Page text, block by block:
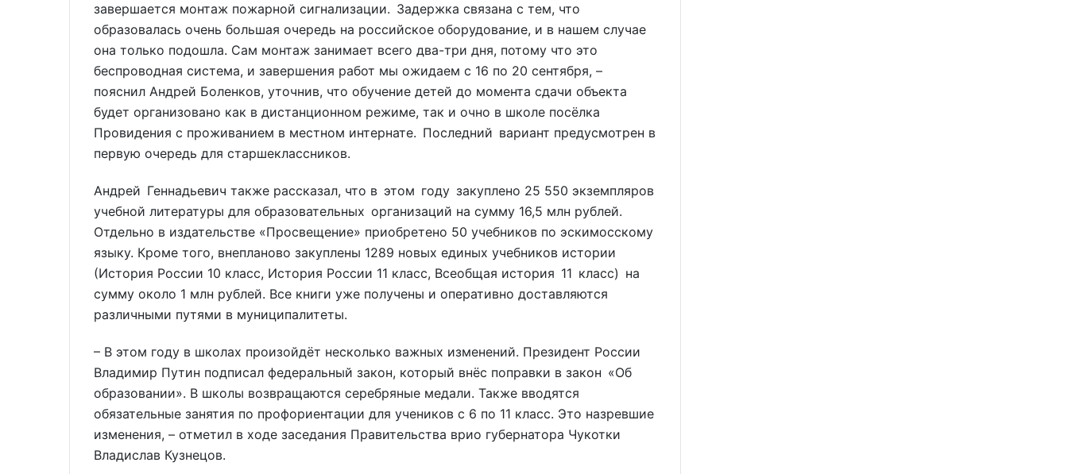
завершается монтаж пожарной сигнализации. Задержка связана с тем, что
образовалась очень большая очередь на российское оборудование, и в нашем случае
она только подошла. Сам монтаж занимает всего два-три дня, потому что это
беспроводная система, и завершения работ мы ожидаем с 16 по 20 сентября, –
пояснил Андрей Боленков, уточнив, что обучение детей до момента сдачи объекта
будет организовано как в дистанционном режиме, так и очно в школе посёлка
Провидения с проживанием в местном интернате. Последний вариант предусмотрен в
первую очередь для старшеклассников.
Андрей Геннадьевич также рассказал, что в этом году закуплено 25 550 экземпляров
учебной литературы для образовательных организаций на сумму 16,5 млн рублей.
Отдельно в издательстве «Просвещение» приобретено 50 учебников по эскимосскому
языку. Кроме того, внепланово закуплены 1289 новых единых учебников истории
(История России 10 класс, История России 11 класс, Всеобщая история 11 класс) на
сумму около 1 млн рублей. Все книги уже получены и оперативно доставляются
различными путями в муниципалитеты.
– В этом году в школах произойдёт несколько важных изменений. Президент России
Владимир Путин подписал федеральный закон, который внёс поправки в закон «Об
образовании». В школы возвращаются серебряные медали. Также вводятся
обязательные занятия по профориентации для учеников с 6 по 11 класс. Это назревшие
изменения, – отметил в ходе заседания Правительства врио губернатора Чукотки
Владислав Кузнецов.